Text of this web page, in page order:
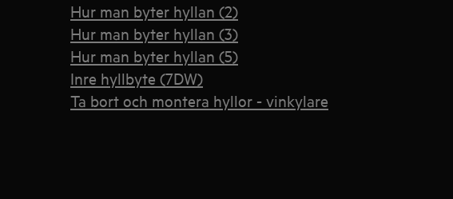
Hur man byter hyllan (2)
Hur man byter hyllan (3)
Hur man byter hyllan (5)
Inre hyllbyte (7DW)
Ta bort och montera hyllor - vinkylare